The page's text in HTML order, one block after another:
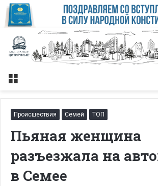
Меню
Происшествия Семей ТОП
Пьяная женщина
разъезжала на
в Семее